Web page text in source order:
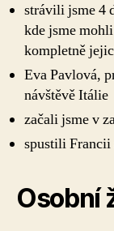
strávili jsme 4
kde jsme
kompletně
Eva Pavlová,
návštěvě Itálie
začali jsme v
spustili
Osobní